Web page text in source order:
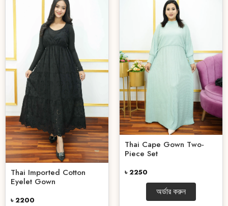
Thai Imported Cotton
Eyelet Gown
৳ 2200
Thai Cape Gown Two-
Piece Set
৳ 2250
অর্ডার করুন